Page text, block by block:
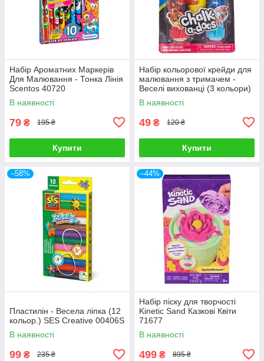
Набір Ароматних Маркерів
Для Малювання - Тонка Лінія
Scentos 40720
В наявності
79 ₴ 195 ₴
Купити
Набір кольорової крейди для
малювання з тримачем -
Веселі вихованці (3 кольори)
Scentos 13698
В наявності
49 ₴ 120 ₴
Купити
–58%
Пластилін - Весела ліпка (12
кольор.) SES Creative 00406S
В наявності
99 ₴ 235 ₴
–44%
Набір піску для творчості
Kinetic Sand Казкові Квіти
71677
В наявності
499 ₴ 895 ₴